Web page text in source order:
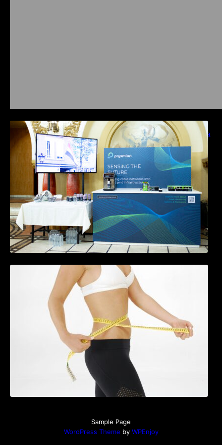
Prysmian aduce la COMM26 tehnologii de
sensing si Digital Energy pentru monitorizarea
in timp real a infrastrucrutilor critice
Tratamentul Wegovy® generează o scădere
în greutate de până la 22,6% la femei în
perioada menopauzei și reduce la jumătate
riscul de migrene
Sample Page
WordPress Theme by WPEnjoy